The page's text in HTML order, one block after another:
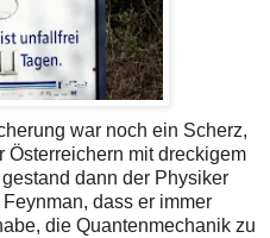
war noch ein Scherz,
Österreichern mit dreckigem
dann der Physiker
dass er immer
die Quantenmechanik zu